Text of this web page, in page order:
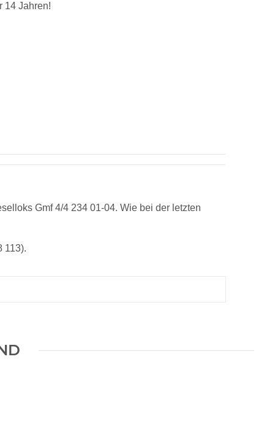
14 Jahren!
Gmf 4/4 234 01-04. Wie bei der letzten
113).